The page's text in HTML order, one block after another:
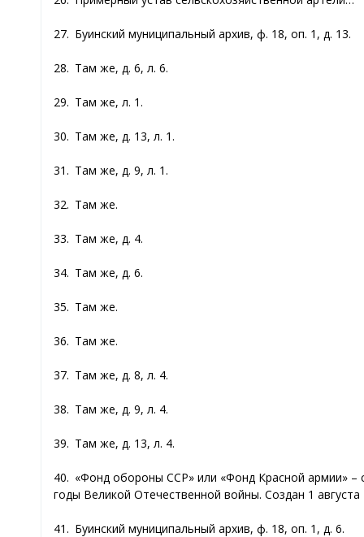
27. Буинский муниципальный архив, ф. 18, оп. 1, д. 13.
28. Там же, д. 6, л. 6.
29. Там же, л. 1.
30. Там же, д. 13, л. 1.
31. Там же, д. 9, л. 1.
32. Там же.
33. Там же, д. 4.
34. Там же, д. 6.
35. Там же.
36. Там же.
37. Там же, д. 8, л. 4.
38. Там же, д. 9, л. 4.
39. Там же, д. 13, л. 4.
40. «Фонд обороны ССР» или «Фонд Красной армии» –
годы Великой Отечественной войны. Создан 1 августа
41. Буинский муниципальный архив, ф. 18, оп. 1, д. 6.